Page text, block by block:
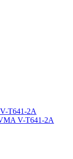
V-T641-2A